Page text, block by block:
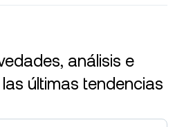
análisis e
últimas tendencias